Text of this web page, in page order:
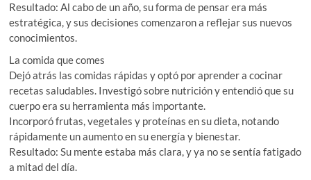
Resultado: Al cabo de un año, su forma de pensar era más
estratégica, y sus decisiones comenzaron a reflejar sus nuevos
conocimientos.
La comida que comes
Dejó atrás las comidas rápidas y optó por aprender a cocinar
recetas saludables. Investigó sobre nutrición y entendió que su
cuerpo era su herramienta más importante.
Incorporó frutas, vegetales y proteínas en su dieta, notando
rápidamente un aumento en su energía y bienestar.
Resultado: Su mente estaba más clara, y ya no se sentía fatigado
a mitad del día.